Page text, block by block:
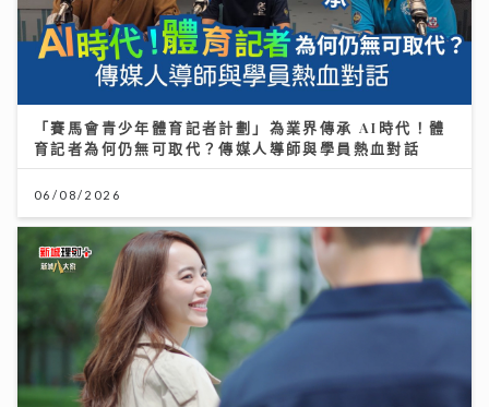
「賽馬會青少年體育記者計劃」為業界傳承 AI時代！體
育記者為何仍無可取代？傳媒人導師與學員熱血對話
06/08/2026